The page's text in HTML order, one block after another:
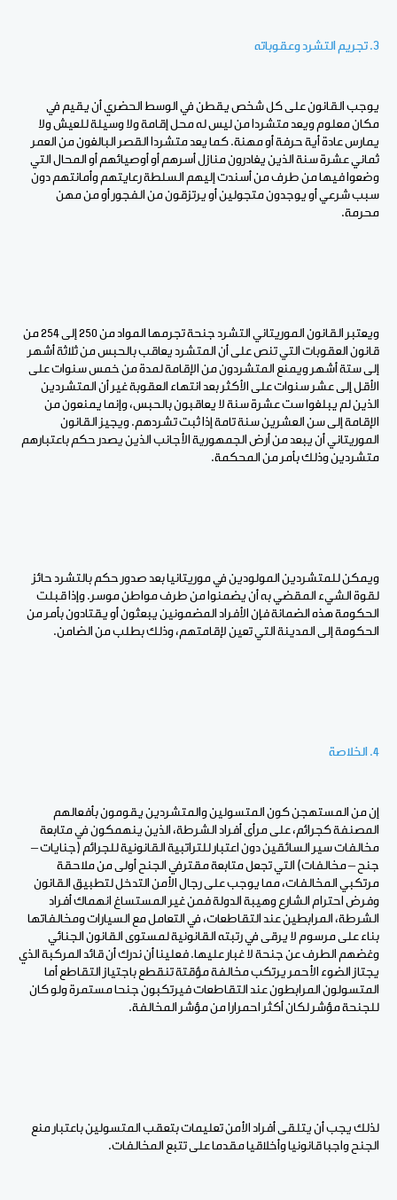
3. تجريم التشرد وعقوباته
يوجب القانون على كل شخص يقطن في الوسط الحضري أن يقيم في
مكان معلوم ويعد متشردا من ليس له محل إقامة ولا وسيلة للعيش ولا
يمارس عادة أية حرفة أو مهنة. كما يعد متشردا القصر البالغون من العمر
ثماني عشرة سنة الذين يغادرون منازل أسرهم أو أوصيائهم أو المحال التي
وضعوا فيها من طرف من أسندت إليهم السلطة رعايتهم وأمانتهم دون
سبب شرعي أو يوجدون متجولين أو يرتزقون من الفجور أو من مهن
محرمة.
ويعتبر القانون الموريتاني التشرد جنحة تجرمها المواد من 250 إلى 254 من
قانون العقوبات التي تنص على أن المتشرد يعاقب بالحبس من ثلاثة أشهر
إلى ستة أشهر ويمنع المتشردون من الإقامة لمدة من خمس سنوات على
الأقل إلى عشر سنوات على الأكثر بعد انتهاء العقوبة غير أن المتشردين
الذين لم يبلغوا ست عشرة سنة لا يعاقبون بالحبس، وإنما يمنعون من
الإقامة إلى سن العشرين سنة تامة إذا ثبت تشردهم. ويجيز القانون
الموريتاني أن يبعد من أرض الجمهورية الأجانب الذين يصدر حكم باعتبارهم
متشردين وذلك بأمر من المحكمة.
ويمكن للمتشردين المولودين في موريتانيا بعد صدور حكم بالتشرد حائز
لقوة الشيء المقضي به أن يضمنوا من طرف مواطن موسر. وإذا قبلت
الحكومة هذه الضمانة فإن الأفراد المضمونين يبعثون أو يقتادون بأمر من
الحكومة إلى المدينة التي تعين لإقامتهم، وذلك بطلب من الضامن.
4. الخلاصة
إن من المستهجن كون المتسولين والمتشردين يقومون بأفعالهم
المصنفة كجرائم، على مرأى أفراد الشرطة، الذين ينهمكون في متابعة
مخالفات سير السائقين دون اعتبار للتراتبية القانونية للجرائم (جنايات –
جنح – مخالفات) التي تجعل متابعة مقترفي الجنح أولى من ملاحقة
مرتكبي المخالفات، مما يوجب على رجال الأمن التدخل لتطبيق القانون
وفرض احترام الشارع وهيبة الدولة فمن غير المستساغ انهماك أفراد
الشرطة، المرابطين عند التقاطعات، في التعامل مع السيارات ومخالفاتها
بناء على مرسوم لا يرقى في رتبته القانونية لمستوى القانون الجنائي
وغضهم الطرف عن جنحة لا غبار عليها. فعلينا أن ندرك أن قائد المركبة الذي
يجتاز الضوء الأحمر يرتكب مخالفة مؤقتة تنقطع باجتياز التقاطع أما
المتسولون المرابطون عند التقاطعات فيرتكبون جنحا مستمرة ولو كان
للجنحة مؤشر لكان أكثر احمرارا من مؤشر المخالفة.
لذلك يجب أن يتلقى أفراد الأمن تعليمات بتعقب المتسولين باعتبار منع
الجنح واجبا قانونيا وأخلاقيا مقدما على تتبع المخالفات.